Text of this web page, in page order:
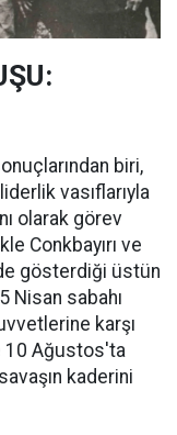
biri,
vasıflarıyla
olarak görev
Conkbayırı ve
gösterdiği üstün
Nisan sabahı
karşı
10 Ağustos'ta
kaderini